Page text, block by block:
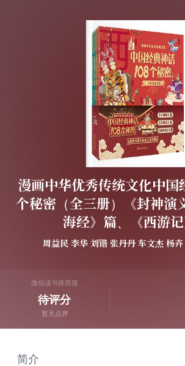
漫画中华优秀传统文化中国
个秘密（全三册）《封神演
海经》篇、《西游
周益民 李华 刘锴 张丹丹 车文杰 杨卉
微信读书推荐值
待评分
暂无点评
简介